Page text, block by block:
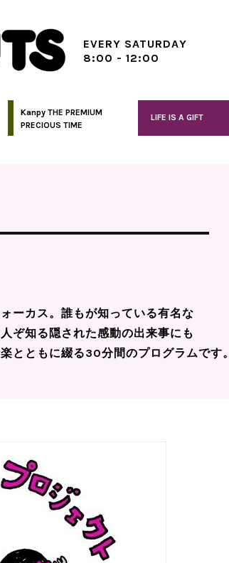
EVERY SATURDAY
8:00 - 12:00
Kanpy THE PREMIUM
PRECIOUS TIME
LIFE IS A GIFT
ーカス。誰もが知っている有名な
ぞ知る隠された感動の出来事にも
とともに綴る30分間のプログラムです。